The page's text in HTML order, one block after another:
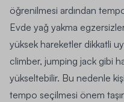
öğrenilmesi ardından tempo
Evde yağ yakma
yüksek hareketler dikkatli
climber, jumping jack gibi
yükseltebilir. Bu nedenle
tempo seçilmesi önem